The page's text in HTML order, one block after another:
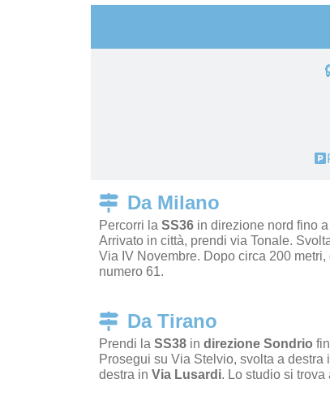
Da Milano
Percorri la SS36 in direzione nord fino
Arrivato in città, prendi via Tonale.
Via IV Novembre. Dopo circa 200 metri,
numero 61.
Da Tirano
Prendi la SS38 in direzione Sondrio
Prosegui su Via Stelvio, svolta a destra
destra in Via Lusardi. Lo studio si trova